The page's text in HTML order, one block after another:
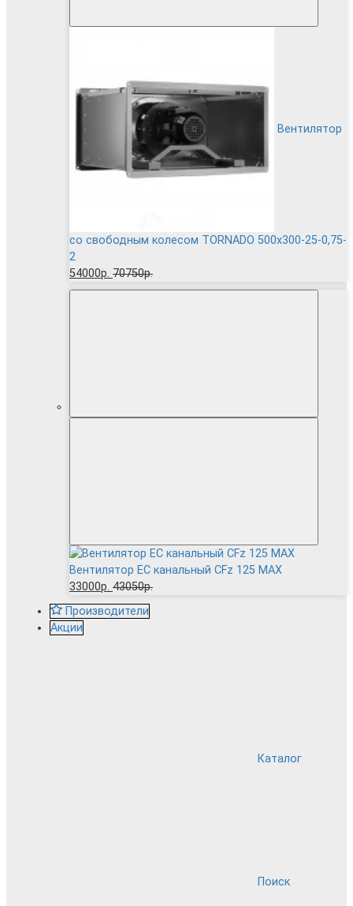
Вентилятор
cо свободным колесом TORNADO 500x300-25-0,75-
2
54000р. 70750р.
Вентилятор EC канальный CFz 125 MAX
33000р. 43050р.
Производители
Акции
Каталог
Поиск